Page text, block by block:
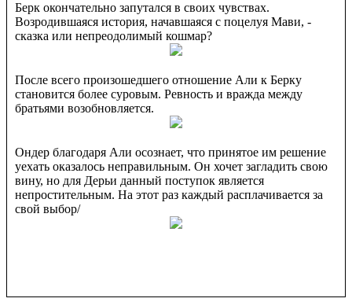
Берк окончательно запутался в своих чувствах.
Возродившаяся история, начавшаяся с поцелуя Мави, -
сказка или непреодолимый кошмар?
После всего произошедшего отношение Али к Берку
становится более суровым. Ревность и вражда между
братьями возобновляется.
Ондер благодаря Али осознает, что принятое им решение
уехать оказалось неправильным. Он хочет загладить свою
вину, но для Дерьи данный поступок является
непростительным. На этот раз каждый расплачивается за
свой выбор/